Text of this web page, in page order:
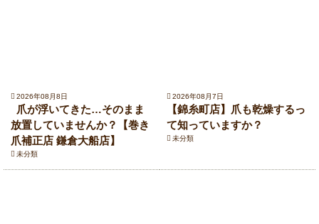
2026年08月8日
爪が浮いてきた…そのまま
放置していませんか？【巻き
爪補正店 鎌倉大船店】
未分類
2026年08月7日
【錦糸町店】爪も乾燥するっ
て知っていますか？
未分類